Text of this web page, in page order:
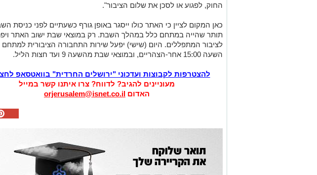
החוק, לפגוע או לסכן את שלום הציבור".
כאן המקום לציין כי האתר כולו ייסגר באופן גורף כשעתיים לפני כניסת
תותר שהייה במתחם כלל במהלך השבת. רק במוצאי שבת ישוב האתר
לציבור המתפללים. היום (שישי) יפעל שירות התחבורה הציבורית
השעה 15:00 אחר-הצהריים, ובמוצאי שבת מהשעה 9 ועד חצות הליל.
להצטרפות לקבוצות ועדכוני "ירושלים החרדית" בוואטסאפ
מעוניינים להגיב? לדווח? צרו איתנו קשר במייל
האדום orjerusalem@isnet.co.il